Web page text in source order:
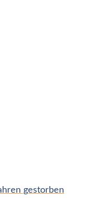
gestorben